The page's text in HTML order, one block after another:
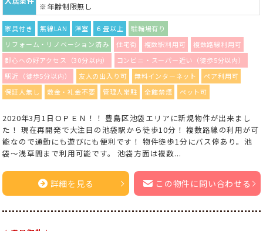
※年齢制限無し
家具付き 無線LAN 洋室 ６畳以上
駐輪場有り
リフォーム・リノベーション済み
住宅街 複数駅利用可
複数路線利用可
都心への好アクセス（30分以内）
コンビニ・スーパー近い（徒歩5分以内）
駅近（徒歩5分以内）
友人の出入り可 無料インターネット
ペア利用可
保証人無し
敷金・礼金不要 管理人常駐 全館禁煙 ペット可
2020年3月1日ＯＰＥＮ！！ 豊島区池袋エリアに新規物件が出来まし
た！ 現在再開発で大注目の池袋駅から徒歩10分！ 複数路線の利用が可
能なので通勤にも遊びにも便利です！ 物件徒歩1分にバス停あり。池
袋〜浅草間まで利用可能です。 池袋方面は複数...
詳細を見る この物件に問い合わせる